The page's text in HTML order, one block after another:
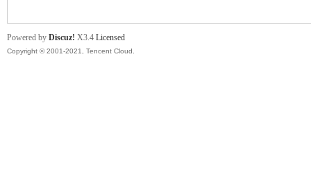
Powered by Discuz! X3.4 Licensed
Copyright © 2001-2021, Tencent Cloud.